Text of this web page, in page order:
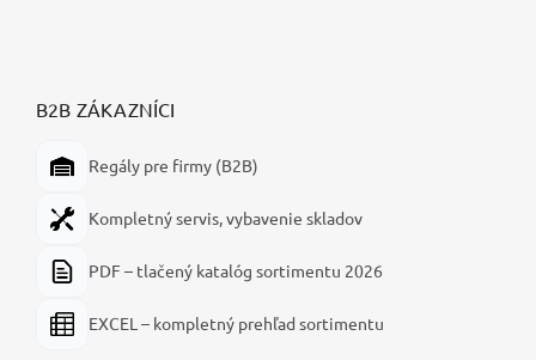
B2B ZÁKAZNÍCI
Regály pre firmy (B2B)
Kompletný servis, vybavenie skladov
PDF – tlačený katalóg sortimentu 2026
EXCEL – kompletný prehľad sortimentu